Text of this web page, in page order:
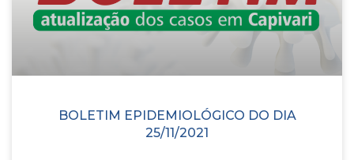
BOLETIM EPIDEMIOLÓGICO DO DIA
25/11/2021